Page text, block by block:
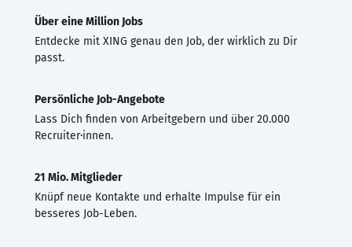
Über eine Million Jobs
Entdecke mit XING genau den Job, der wirklich zu Dir
passt.
Persönliche Job-Angebote
Lass Dich finden von Arbeitgebern und über 20.000
Recruiter·innen.
21 Mio. Mitglieder
Knüpf neue Kontakte und erhalte Impulse für ein
besseres Job-Leben.